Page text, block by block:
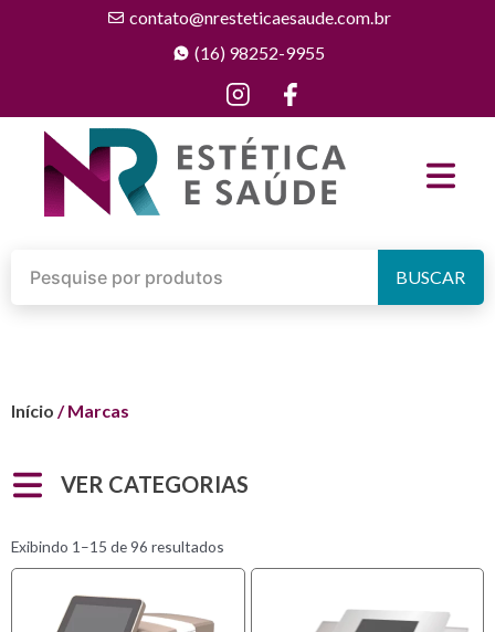
contato@nresteticaesaude.com.br
(16) 98252-9955
BUSCAR
Início / Marcas
VER CATEGORIAS
Exibindo 1–15 de 96 resultados